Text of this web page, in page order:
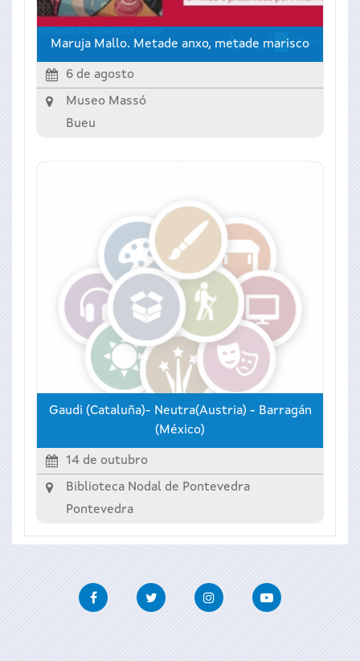
Maruja Mallo. Metade anxo, metade marisco
6 de agosto
Museo Massó
Bueu
Gaudi (Cataluña)- Neutra(Austria) - Barragán
(México)
14 de outubro
Biblioteca Nodal de Pontevedra
Pontevedra
FacebookTwitter InstagramYoutube